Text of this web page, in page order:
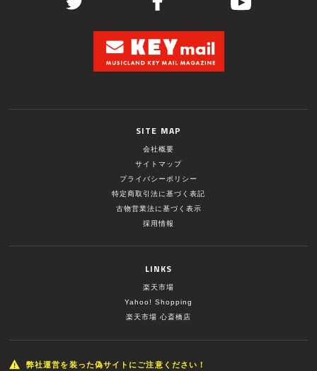
SITE MAP
会社概要
サイトマップ
プライバシーポリシー
特定商取引法に基づく表記
古物営業法に基づく表示
採用情報
LINKS
楽天市場
Yahoo! Shopping
楽天市場 心斎橋店
弊社運営を装った偽サイトにご注意ください！